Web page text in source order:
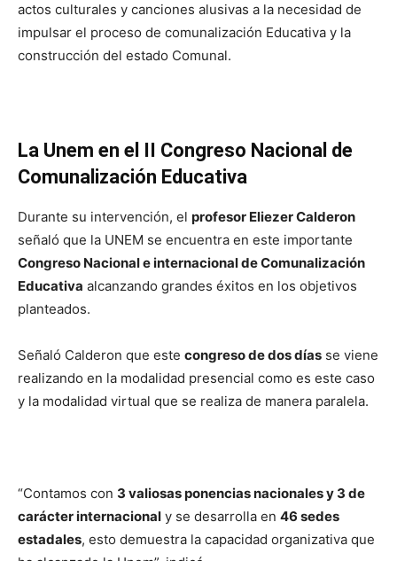
actos culturales y canciones alusivas a la necesidad de
impulsar el proceso de comunalización Educativa y la
construcción del estado Comunal.
La Unem en el II Congreso Nacional de
Comunalización Educativa
Durante su intervención, el profesor Eliezer Calderon
señaló que la UNEM se encuentra en este importante
Congreso Nacional e internacional de Comunalización
Educativa alcanzando grandes éxitos en los objetivos
planteados.
Señaló Calderon que este congreso de dos días se viene
realizando en la modalidad presencial como es este caso
y la modalidad virtual que se realiza de manera paralela.
“Contamos con 3 valiosas ponencias nacionales y 3 de
carácter internacional y se desarrolla en 46 sedes
estadales, esto demuestra la capacidad organizativa que